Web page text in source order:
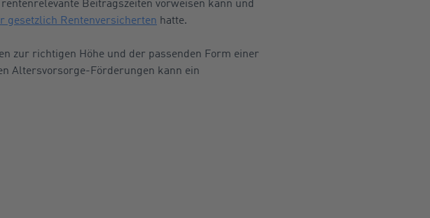
Beitragszeiten vorweisen kann und
Rentenversicherten hatte.
zur richtigen Höhe und der passenden Form einer
Altersvorsorge-Förderungen kann ein